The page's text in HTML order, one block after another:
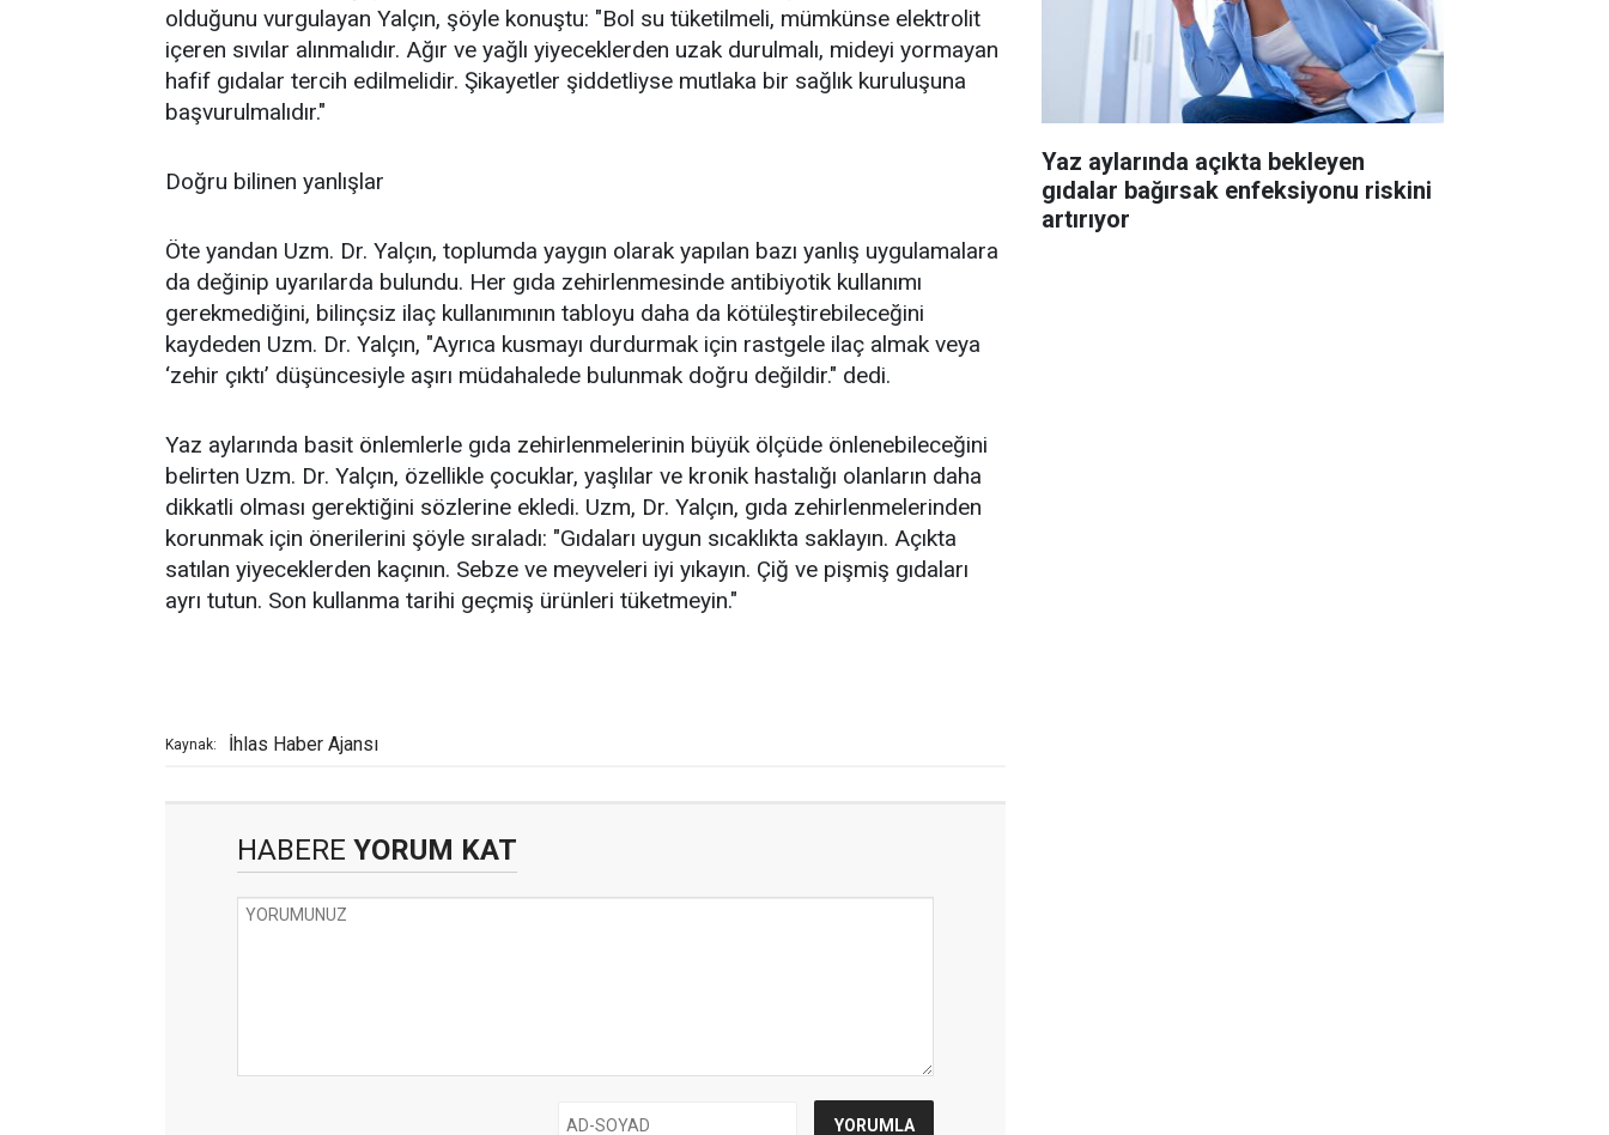
olduğunu vurgulayan Yalçın, şöyle konuştu: "Bol su tüketilmeli, mümkünse elektrolit
içeren sıvılar alınmalıdır. Ağır ve yağlı yiyeceklerden uzak durulmalı, mideyi yormayan
hafif gıdalar tercih edilmelidir. Şikayetler şiddetliyse mutlaka bir sağlık kuruluşuna
başvurulmalıdır."
Doğru bilinen yanlışlar
Öte yandan Uzm. Dr. Yalçın, toplumda yaygın olarak yapılan bazı yanlış uygulamalara
da değinip uyarılarda bulundu. Her gıda zehirlenmesinde antibiyotik kullanımı
gerekmediğini, bilinçsiz ilaç kullanımının tabloyu daha da kötüleştirebileceğini
kaydeden Uzm. Dr. Yalçın, "Ayrıca kusmayı durdurmak için rastgele ilaç almak veya
‘zehir çıktı’ düşüncesiyle aşırı müdahalede bulunmak doğru değildir." dedi.
Yaz aylarında basit önlemlerle gıda zehirlenmelerinin büyük ölçüde önlenebileceğini
belirten Uzm. Dr. Yalçın, özellikle çocuklar, yaşlılar ve kronik hastalığı olanların daha
dikkatli olması gerektiğini sözlerine ekledi. Uzm, Dr. Yalçın, gıda zehirlenmelerinden
korunmak için önerilerini şöyle sıraladı: "Gıdaları uygun sıcaklıkta saklayın. Açıkta
satılan yiyeceklerden kaçının. Sebze ve meyveleri iyi yıkayın. Çiğ ve pişmiş gıdaları
ayrı tutun. Son kullanma tarihi geçmiş ürünleri tüketmeyin."
Kaynak: İhlas Haber Ajansı
HABERE YORUM KAT
Yaz aylarında açıkta bekleyen
gıdalar bağırsak enfeksiyonu riskini
artırıyor